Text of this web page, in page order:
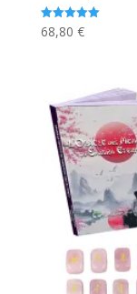
Note
5.00
68,80 €